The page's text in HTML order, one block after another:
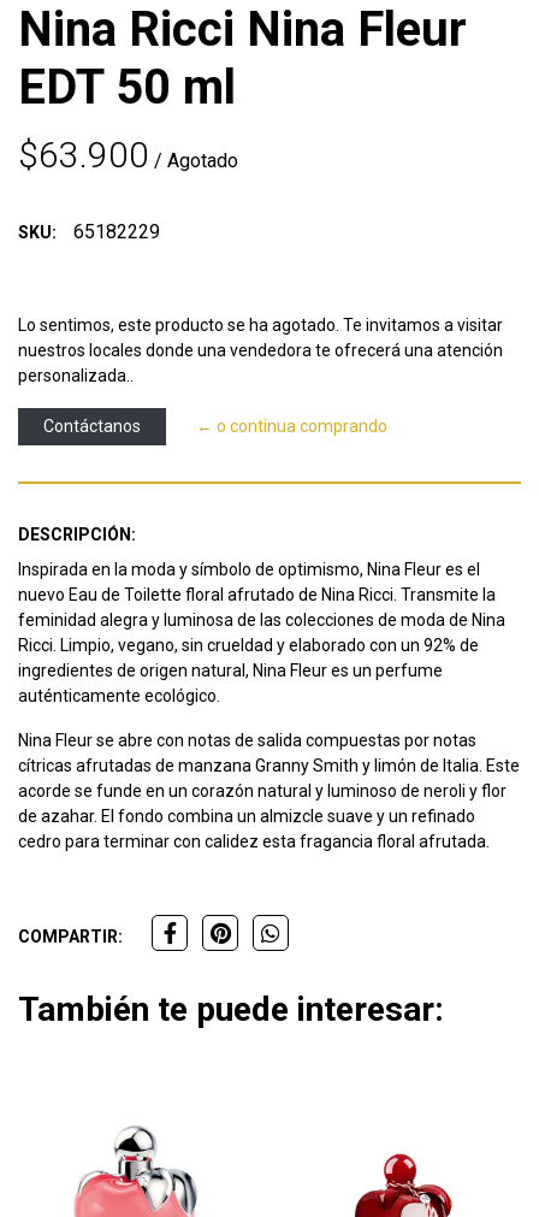
Nina Ricci Nina Fleur
EDT 50 ml
$63.900 / Agotado
SKU: 65182229
Lo sentimos, este producto se ha agotado. Te invitamos a visitar
nuestros locales donde una vendedora te ofrecerá una atención
personalizada..
Contáctanos ← o continua comprando
DESCRIPCIÓN:
Inspirada en la moda y símbolo de optimismo, Nina Fleur es el
nuevo Eau de Toilette floral afrutado de Nina Ricci. Transmite la
feminidad alegra y luminosa de las colecciones de moda de Nina
Ricci. Limpio, vegano, sin crueldad y elaborado con un 92% de
ingredientes de origen natural, Nina Fleur es un perfume
auténticamente ecológico.
Nina Fleur se abre con notas de salida compuestas por notas
cítricas afrutadas de manzana Granny Smith y limón de Italia. Este
acorde se funde en un corazón natural y luminoso de neroli y flor
de azahar. El fondo combina un almizcle suave y un refinado
cedro para terminar con calidez esta fragancia floral afrutada.
COMPARTIR:
También te puede interesar: